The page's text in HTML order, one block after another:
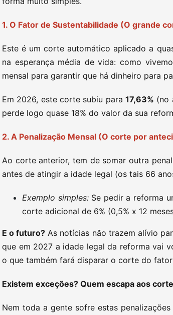
1. O Fator de Sustentabilidade (O grande
Este é um corte automático aplicado a
na esperança média de vida: como
mensal para garantir que há dinheiro para
Em 2026, este corte subiu para17,63% (no
perde logo quase 18% do valor da sua
2. A Penalização Mensal (O corte por
Ao corte anterior, tem de somar outra
antes de atingir a idade legal (os tais 66
Exemplo simples:Se pedir a reforma
corte adicional de 6% (0,5% x 12
E o futuro? As notícias não trazem alívio
que em 2027 a idade legal da reforma vai
o que também fará disparar o corte do
Existem exceções? Quem escapa aos
Nem toda a gente sofre estas